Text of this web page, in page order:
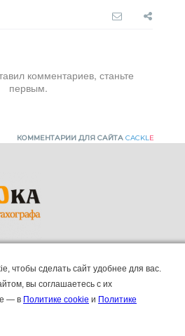
комментариев, станьте
первым.
КОММЕНТАРИИ ДЛЯ САЙТА CACKL E
КПП 213001001,
чтобы сделать сайт удобнее для вас.
вы соглашаетесь с их
— в Политике cookie и Политике